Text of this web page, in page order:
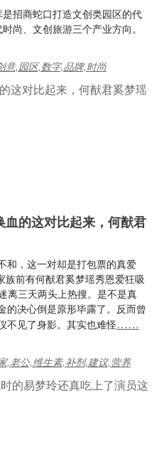
招商蛇口打造文创类园区的代
尚、文创旅游三个产业方向。
意,园区,数字,品牌,时尚
的这对比起来，何猷君
和，这一对却是打包票的真爱
前有何猷君奚梦瑶秀恩爱狂吸
离三天两头上热搜。是不是真
的决心倒是原形毕露了。反而曾
不见了身影。其实也难怪……
,老公,维生素,补剂,建议,营养